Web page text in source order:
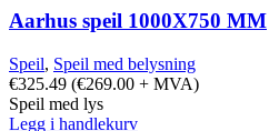
Aarhus speil 1000X750 MM
Speil, Speil med belysning
€325.49 (€269.00 + MVA)
Speil med lys
Legg i handlekurv